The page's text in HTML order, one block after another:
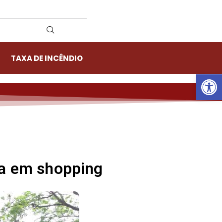
TAXA DE INCÊNDIO
em shopping